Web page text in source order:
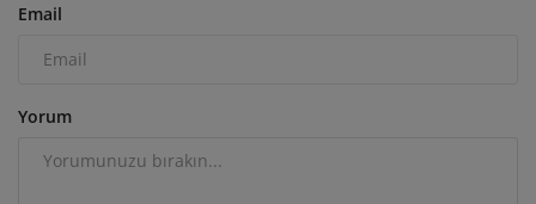
Email
Yorum